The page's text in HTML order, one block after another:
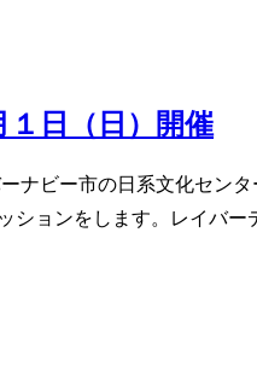
日（日）開催
ビー市の日系文化セン
ョンをします。レイバー